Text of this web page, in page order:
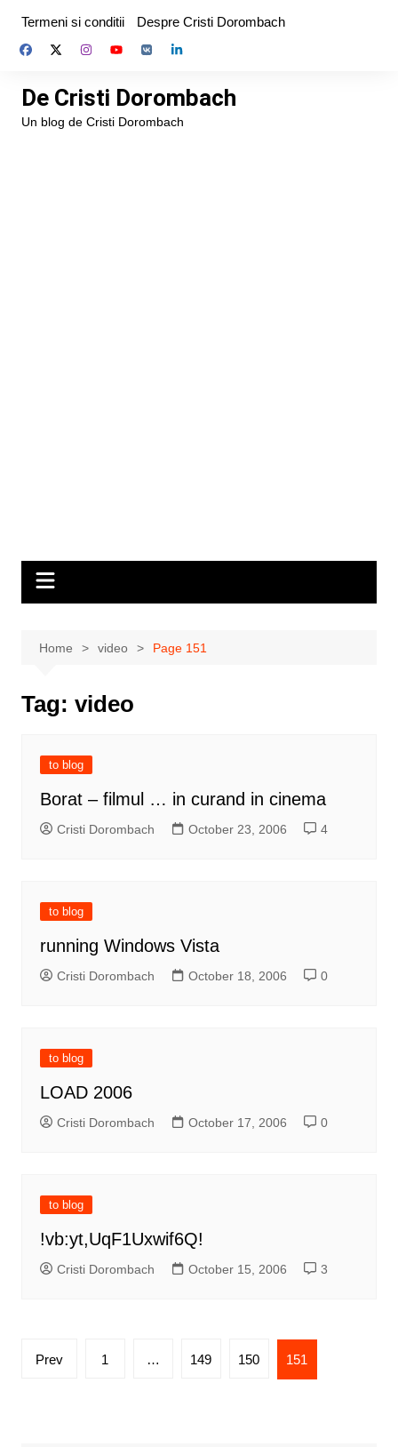
content
Termeni si conditii Despre Cristi Dorombach
De Cristi Dorombach
Un blog de Cristi Dorombach
Home video Page 151
Tag: video
to blog
Borat – filmul … in curand in cinema
Cristi Dorombach October 23, 2006 4
to blog
running Windows Vista
Cristi Dorombach October 18, 2006 0
to blog
LOAD 2006
Cristi Dorombach October 17, 2006 0
to blog
!vb:yt,UqF1Uxwif6Q!
Cristi Dorombach October 15, 2006 3
Posts
Prev 1 … 149 150 151